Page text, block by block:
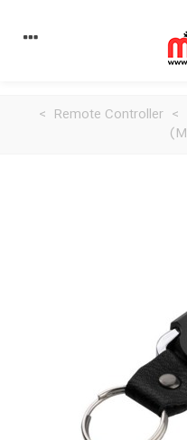
Remote Controller >
>